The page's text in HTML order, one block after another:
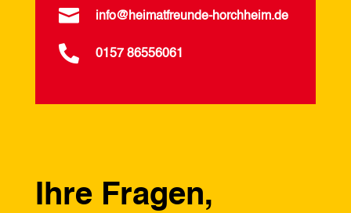
 info@heimatfreunde-horchheim.de
 0157 86556061
Ihre Fragen,